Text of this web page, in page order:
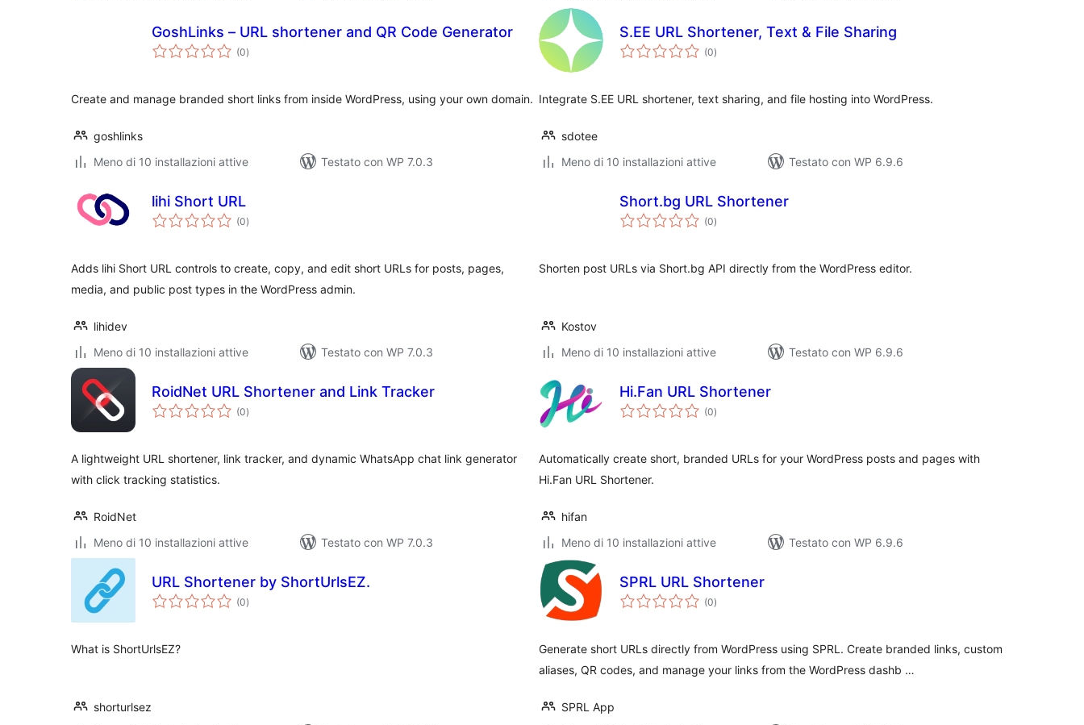
GoshLinks – URL shortener and QR Code Generator
(0valutazioni
totali
)
Create and manage branded short links from inside WordPress, using your own domain.
goshlinks
Meno di 10 installazioni attive
Testato con WP 7.0.3
S.EE URL Shortener, Text & File Sharing
(0valutazioni
totali
)
Integrate S.EE URL shortener, text sharing, and file hosting into WordPress.
sdotee
Meno di 10 installazioni attive
Testato con WP 6.9.6
lihi Short URL
(0valutazioni
totali
)
Adds lihi Short URL controls to create, copy, and edit short URLs for posts, pages,
media, and public post types in the WordPress admin.
lihidev
Meno di 10 installazioni attive
Testato con WP 7.0.3
Short.bg URL Shortener
(0valutazioni
totali
)
Shorten post URLs via Short.bg API directly from the WordPress editor.
Kostov
Meno di 10 installazioni attive
Testato con WP 6.9.6
RoidNet URL Shortener and Link Tracker
(0valutazioni
totali
)
A lightweight URL shortener, link tracker, and dynamic WhatsApp chat link generator
with click tracking statistics.
RoidNet
Meno di 10 installazioni attive
Testato con WP 7.0.3
Hi.Fan URL Shortener
(0valutazioni
totali
)
Automatically create short, branded URLs for your WordPress posts and pages with
Hi.Fan URL Shortener.
hifan
Meno di 10 installazioni attive
Testato con WP 6.9.6
URL Shortener by ShortUrlsEZ.
(0valutazioni
totali
)
What is ShortUrlsEZ?
shorturlsez
SPRL URL Shortener
(0valutazioni
totali
)
Generate short URLs directly from WordPress using SPRL. Create branded links, custom
aliases, QR codes, and manage your links from the WordPress dashb …
SPRL App